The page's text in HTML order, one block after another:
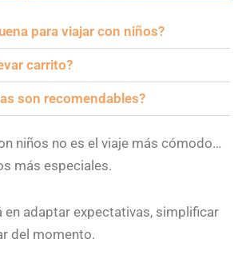
para viajar con niños?
carrito?
son recomendables?
niños no es el viaje más cómodo…
más especiales.
en adaptar expectativas, simplificar
del momento.